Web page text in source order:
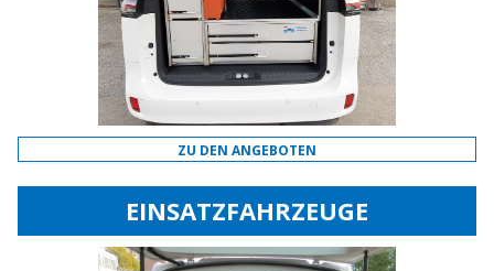
ZU DEN ANGEBOTEN
EINSATZFAHRZEUGE